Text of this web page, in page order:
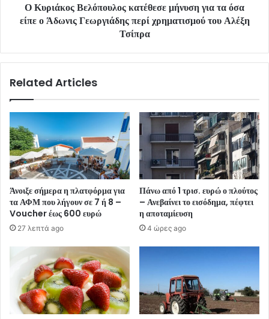
Ο Κυριάκος Βελόπουλος κατέθεσε μήνυση για τα όσα
είπε ο Άδωνις Γεωργιάδης περί χρηματισμού του Αλέξη
Τσίπρα
Related Articles
Άνοιξε σήμερα η πλατφόρμα για
τα ΑΦΜ που λήγουν σε 7 ή 8 –
Voucher έως 600 ευρώ
27 λεπτά ago
Πάνω από 1 τρισ. ευρώ ο πλούτος
– Ανεβαίνει το εισόδημα, πέφτει
η αποταμίευση
4 ώρες ago